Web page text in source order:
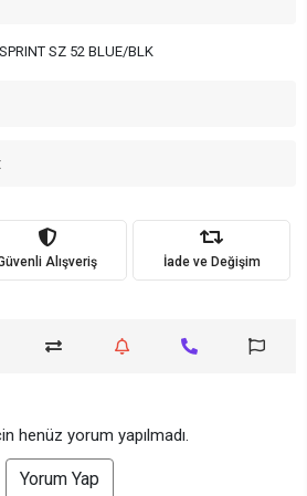
SZ 52 BLUE/BLK
Alışveriş İade ve Değişim
henüz yorum yapılmadı.
Yorum Yap